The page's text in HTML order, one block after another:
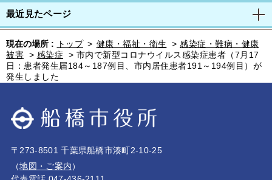
最近見たページ
現在の場所 : トップ > 健康・福祉・衛生 > 感染症・難病・健康
被害 > 感染症 > 市内で新型コロナウイルス感染症患者（7月17
日：患者発生届184～187例目、市内居住患者191～194例目）が
発生しました
〒273-8501 千葉県船橋市湊町2-10-25
（地図・ご案内）